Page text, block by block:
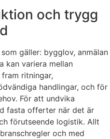
och trygg
gäller: bygglov, anmälan
kan variera mellan
ritningar,
handlingar, och för
För att undvika
fasta offerter när det är
förutseende logistik. Allt
och med